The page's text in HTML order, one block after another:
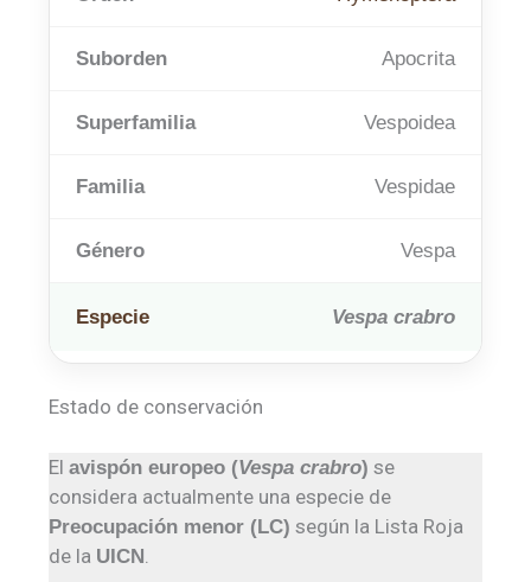
Suborden Apocrita
Superfamilia Vespoidea
Familia Vespidae
Género Vespa
Especie Vespa crabro
Estado de conservación
Elavispón europeo (Vespa crabro) se
considera actualmente una especie de
Preocupación menor (LC) según la Lista Roja
de la UICN